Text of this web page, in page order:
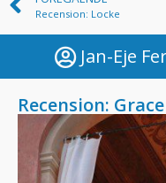
Recension: Locke
Jan-Eje
Recension: